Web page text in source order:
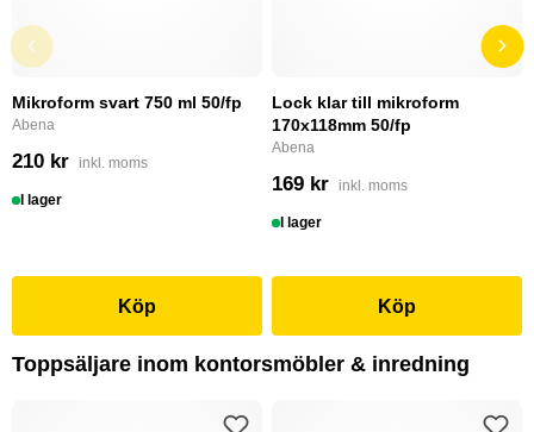
Mikroform svart 750 ml 50/fp
Abena
210 kr inkl. moms
I lager
Köp
Lock klar till mikroform
170x118mm 50/fp
Abena
169 kr inkl. moms
I lager
Köp
Toppsäljare inom kontorsmöbler & inredning